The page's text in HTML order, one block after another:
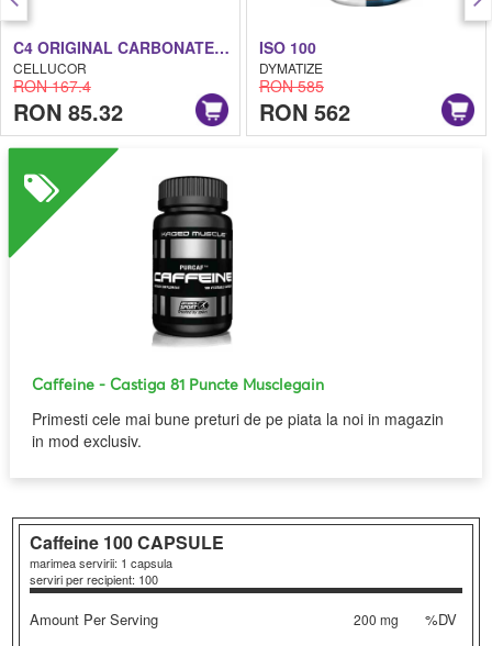
C4 ORIGINAL CARBONATED ZERO SUGARS
CELLUCOR
RON 167.4
RON 85.32
ISO 100
DYMATIZE
RON 585
RON 562
Caffeine- Castiga 81 Puncte Musclegain
Primesti cele mai bune preturi de pe piata la noi in magazin
in mod exclusiv.
Caffeine 100 CAPSULE
marimea servirii: 1 capsula
serviri per recipient: 100
Amount Per Serving %DV
200 mg